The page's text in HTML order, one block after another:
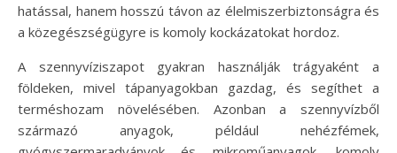
hatással, hanem hosszú távon az élelmiszerbiztonságra és
a közegészségügyre is komoly kockázatokat hordoz.
A szennyvíziszapot gyakran használják trágyaként a
földeken, mivel tápanyagokban gazdag, és segíthet a
terméshozam növelésében. Azonban a szennyvízből
származó anyagok, például nehézfémek,